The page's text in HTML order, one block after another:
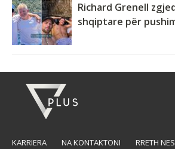
Richard Grenell
shqiptare për
KARRIERA NA KONTAKTONI RRETH